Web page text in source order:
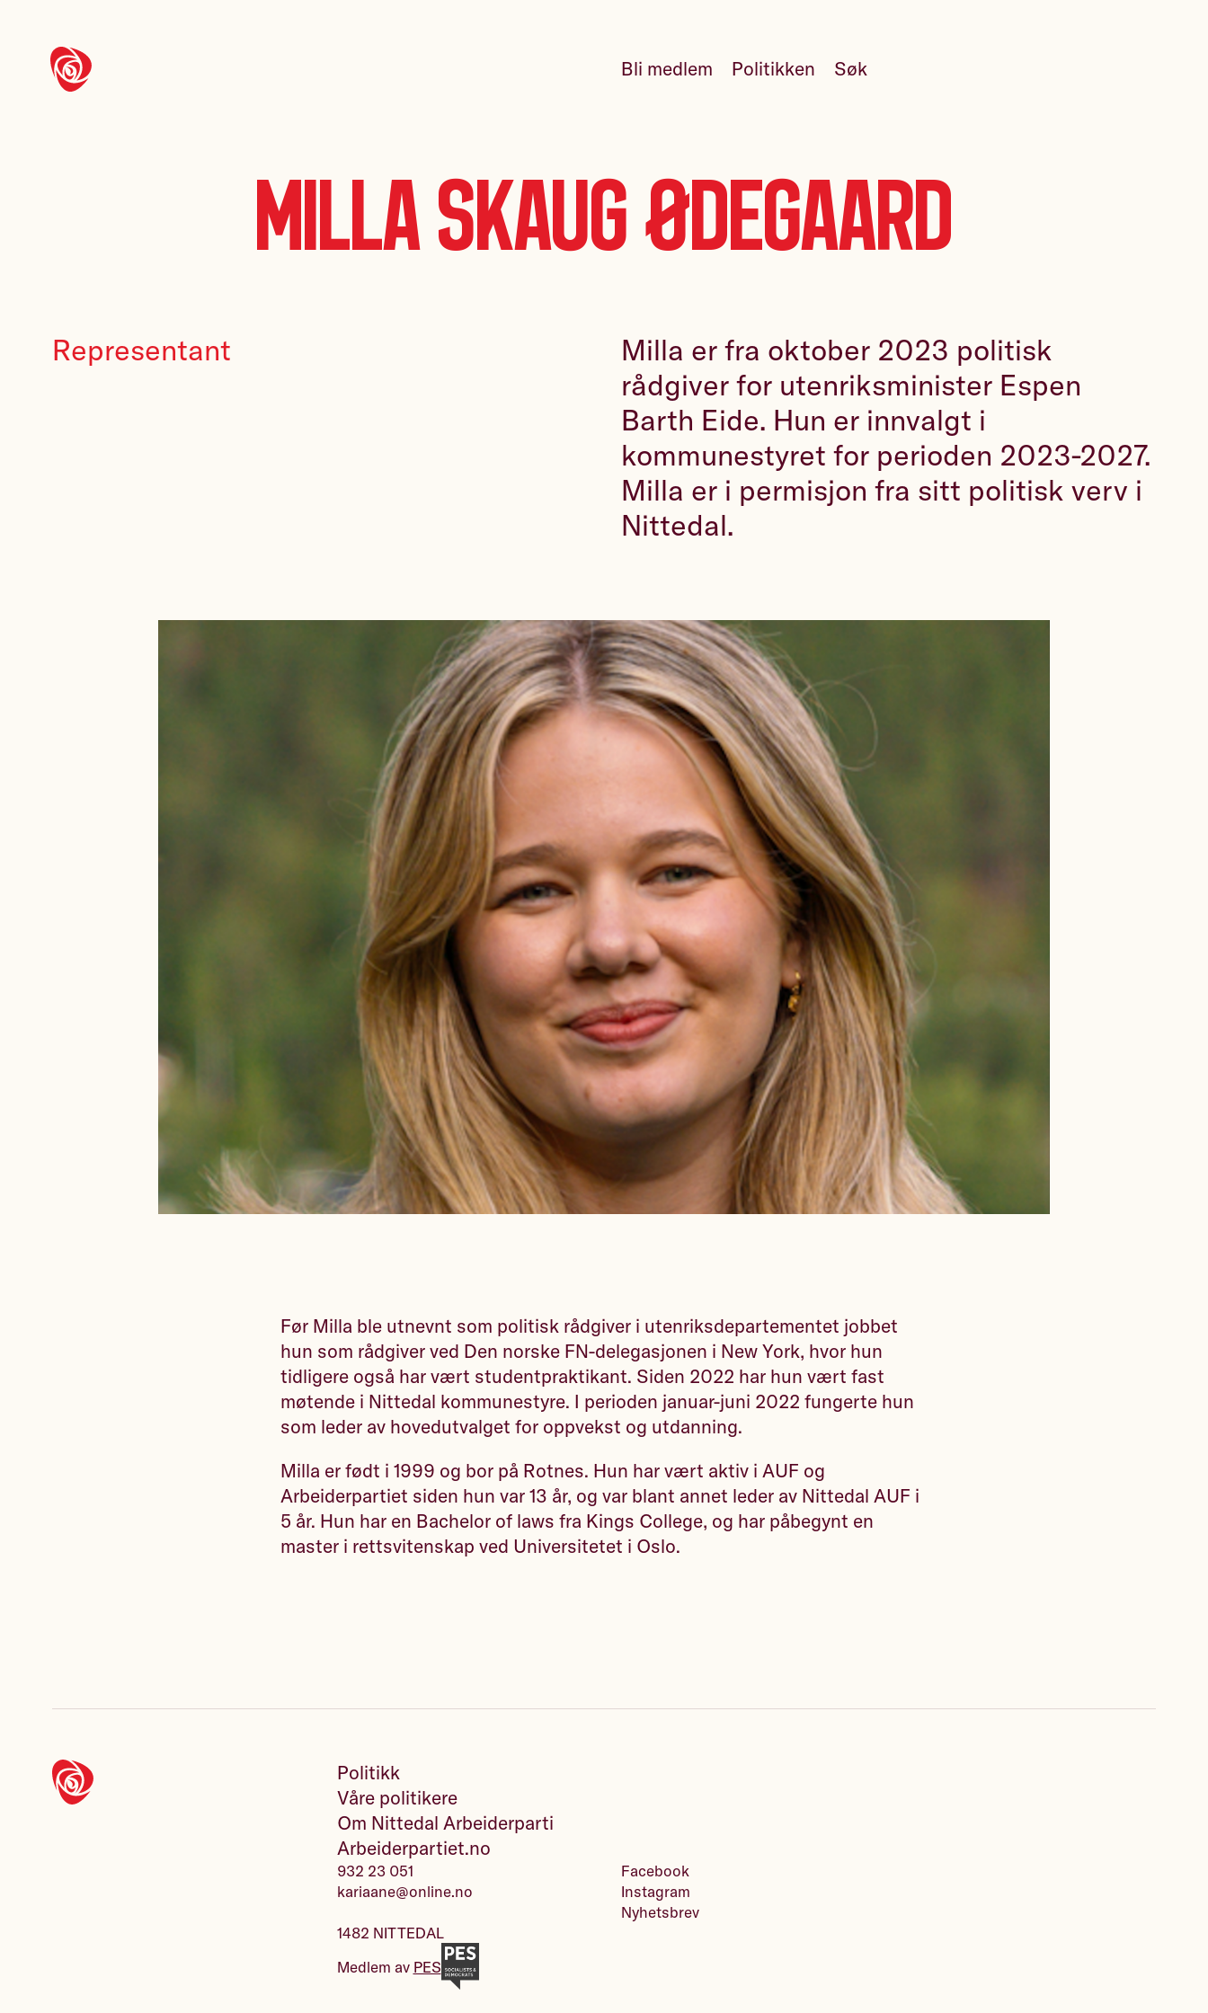
Bli medlem Politikken Søk
Milla Skaug Ødegaard
Representant
Milla er fra oktober 2023 politisk
rådgiver for utenriksminister Espen
Barth Eide. Hun er innvalgt i
kommunestyret for perioden 2023-2027.
Milla er i permisjon fra sitt politisk verv i
Nittedal.
Før Milla ble utnevnt som politisk rådgiver i utenriksdepartementet jobbet
hun som rådgiver ved Den norske FN-delegasjonen i New York, hvor hun
tidligere også har vært studentpraktikant. Siden 2022 har hun vært fast
møtende i Nittedal kommunestyre. I perioden januar-juni 2022 fungerte hun
som leder av hovedutvalget for oppvekst og utdanning.
Milla er født i 1999 og bor på Rotnes. Hun har vært aktiv i AUF og
Arbeiderpartiet siden hun var 13 år, og var blant annet leder av Nittedal AUF i
5 år. Hun har en Bachelor of laws fra Kings College, og har påbegynt en
master i rettsvitenskap ved Universitetet i Oslo.
Politikk
Våre politikere
Om Nittedal Arbeiderparti
Arbeiderpartiet.no
932 23 051
kariaane@online.no
1482 NITTEDAL
Facebook
Instagram
Nyhetsbrev
Medlem av PES